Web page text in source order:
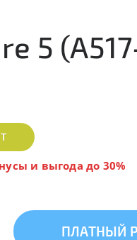
5
и выгода до 30%
ПЛАТНЫЙ